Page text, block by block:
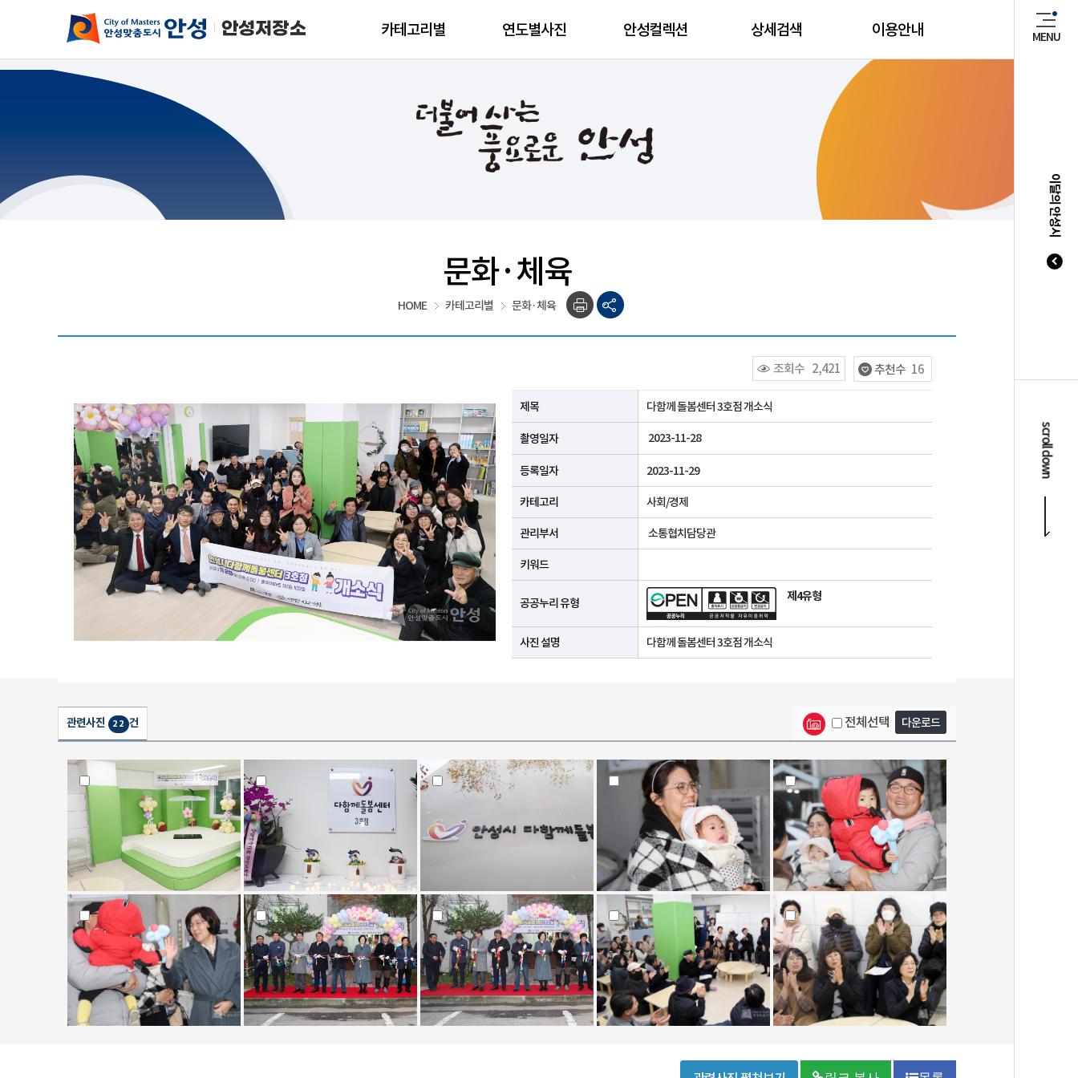
MENU
카테고리별 연도별사진 안성컬렉션 상세검색 이용안내
문화·체육
HOME 카테고리별 문화·체육
조회수 2,421 추천수 16
제목 다함께 돌봄센터 3호점 개소식
촬영일자 2023-11-28
등록일자 2023-11-29
카테고리 사회/경제
관리부서 소통협치담당관
키워드
공공누리 유형 제4유형
사진 설명 다함께 돌봄센터 3호점 개소식
관련사진 22 건 전체선택 다운로드
이달의 안성시
scroll down